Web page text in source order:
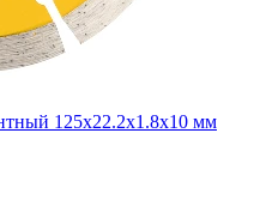
125x22.2x1.8x10 мм